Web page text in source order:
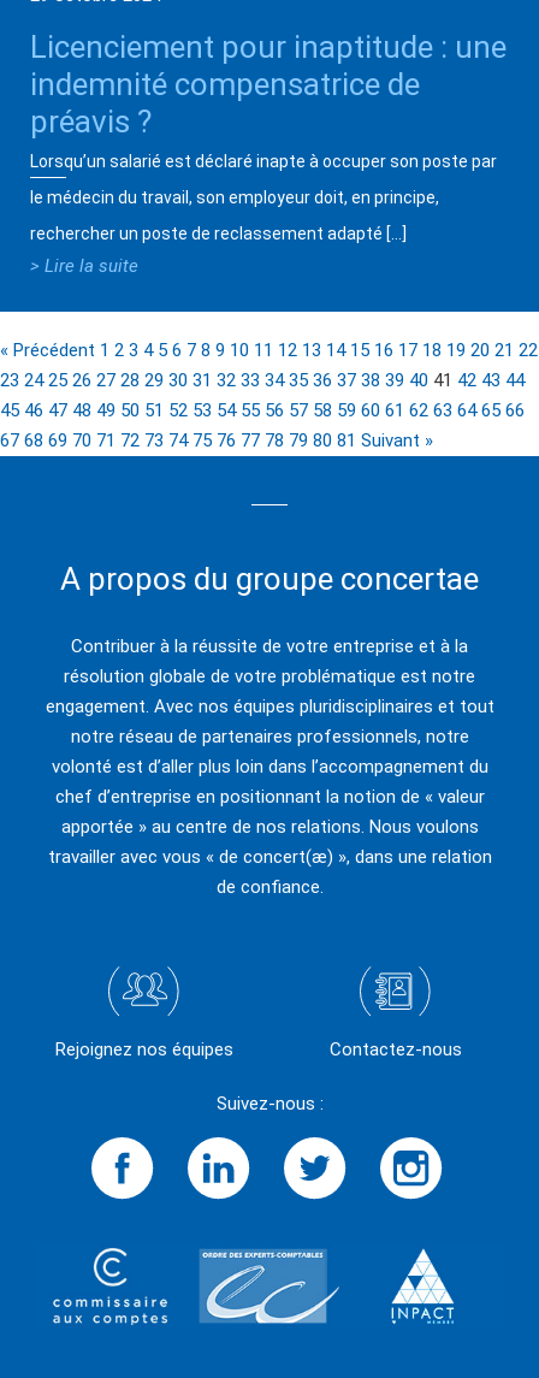
Licenciement pour inaptitude : une
indemnité compensatrice de
préavis ?
Lorsqu’un salarié est déclaré inapte à occuper son poste par
le médecin du travail, son employeur doit, en principe,
rechercher un poste de reclassement adapté […]
> Lire la suite
« Précédent 1 2 3 4 5 6 7 8 9 10 11 12 13 14 15 16 17 18 19 20 21 22
23 24 25 26 27 28 29 30 31 32 33 34 35 36 37 38 39 40 41 42 43 44
45 46 47 48 49 50 51 52 53 54 55 56 57 58 59 60 61 62 63 64 65 66
67 68 69 70 71 72 73 74 75 76 77 78 79 80 81 Suivant »
A propos du groupe concertae
Contribuer à la réussite de votre entreprise et à la
résolution globale de votre problématique est notre
engagement. Avec nos équipes pluridisciplinaires et tout
notre réseau de partenaires professionnels, notre
volonté est d’aller plus loin dans l’accompagnement du
chef d’entreprise en positionnant la notion de « valeur
apportée » au centre de nos relations. Nous voulons
travailler avec vous « de concert(æ) », dans une relation
de confiance.
Suivez-nous :
Rejoignez nos équipes Contactez-nous